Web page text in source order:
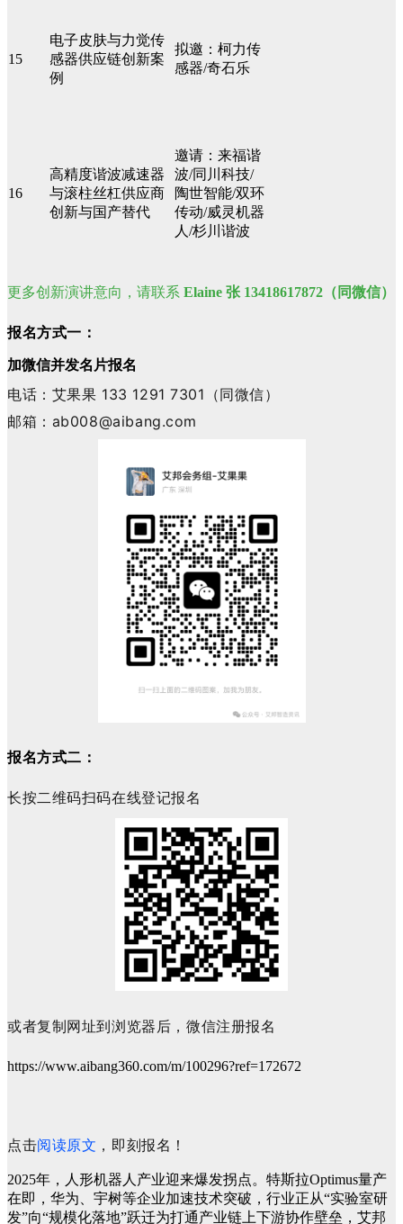
15
电子皮肤与力觉传
感器供应链创新案
例
拟邀：柯力传
感器/奇石乐
16
高精度谐波减速器
与滚柱丝杠供应商
创新与国产替代
邀请：来福谐
波/同川科技/
陶世智能/双环
传动/威灵机器
人/杉川谐波
更多创新演讲意向，请联系 Elaine 张 13418617872（同微信）
报名方式一：
加微信并发名片报名
电话：艾果果 133 1291 7301（同微信）
邮箱 ： ab008@aibang.com
报名方式二：
长按二维码扫码在线登记报名
或者复制网址到浏览器后，微信注册报名
https://www.aibang360.com/m/100296?ref=172672
点击阅读原文 ，即刻报名！
2025年，人形机器人产业迎来爆发拐点。特斯拉Optimus量产
在即，华为、宇树等企业加速技术突破，行业正从“实验室研
发”向“规模化落地”跃迁为打通产业链上下游协作壁垒，艾邦